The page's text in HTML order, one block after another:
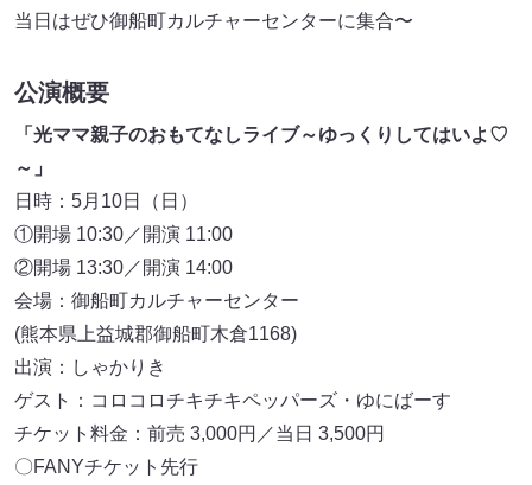
当日はぜひ御船町カルチャーセンターに集合〜
公演概要
「光ママ親子のおもてなしライブ～ゆっくりしてはいよ♡
～」
日時：5月10日（日）
①開場 10:30／開演 11:00
②開場 13:30／開演 14:00
会場：御船町カルチャーセンター
(熊本県上益城郡御船町木倉1168)
出演：しゃかりき
ゲスト：コロコロチキチキペッパーズ・ゆにばーす
チケット料金：前売 3,000円／当日 3,500円
〇FANYチケット先行